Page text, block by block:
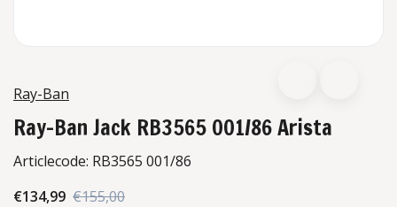
Ray-Ban
Ray-Ban Jack RB3565 001/86 Arista
Articlecode: RB3565 001/86
€134,99 €155,00